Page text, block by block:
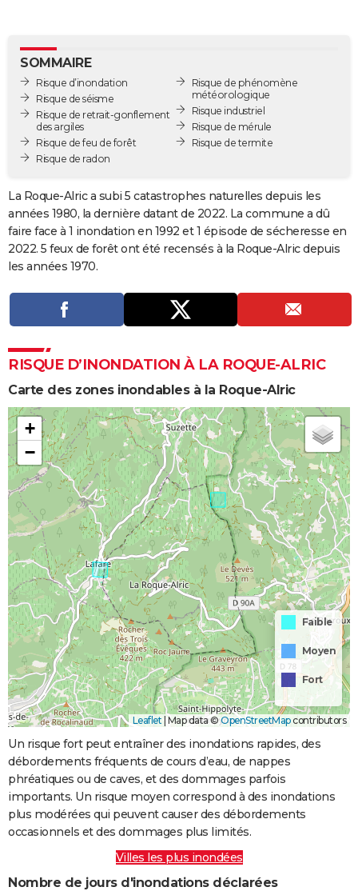
GUIDES D'ACHAT
BONS PLANS
CARTE DE VOEUX
Carte de Noël
Carte Bonne année
Carte Saint-Valentin
Carte Pâques
Carte d'anniversaire
DICTIONNAIRE
COPAINS D'AVANT
S'inscrire
Se connecter
Lycées
Collèges
Primaires
Universités
Entreprises
Service militaire
Avis de recherche
AVIS DE DÉCÈS
SOMMAIRE
Risque d’inondation
Risque de séisme
Risque de retrait-gonflement
des argiles
Risque de feu de forêt
Risque de radon
Risque de phénomène
météorologique
Risque industriel
Risque de mérule
Risque de termite
La Roque-Alric a subi 5 catastrophes naturelles depuis les
années 1980, la dernière datant de 2022. La commune a dû
faire face à 1 inondation en 1992 et 1 épisode de sécheresse en
2022. 5 feux de forêt ont été recensés à la Roque-Alric depuis
les années 1970.
RISQUE D’INONDATION À LA ROQUE-ALRIC
Carte des zones inondables à la Roque-Alric
+
−
Faible
Moyen
Fort
Leaflet | Map data ©OpenStreetMapcontributors
Un risque fort peut entraîner des inondations rapides, des
débordements fréquents de cours d’eau, de nappes
phréatiques ou de caves, et des dommages parfois
importants. Un risque moyen correspond à des inondations
plus modérées qui peuvent causer des débordements
occasionnels et des dommages plus limités.
Villes les plus inondées
Nombre de jours d'inondations déclarées